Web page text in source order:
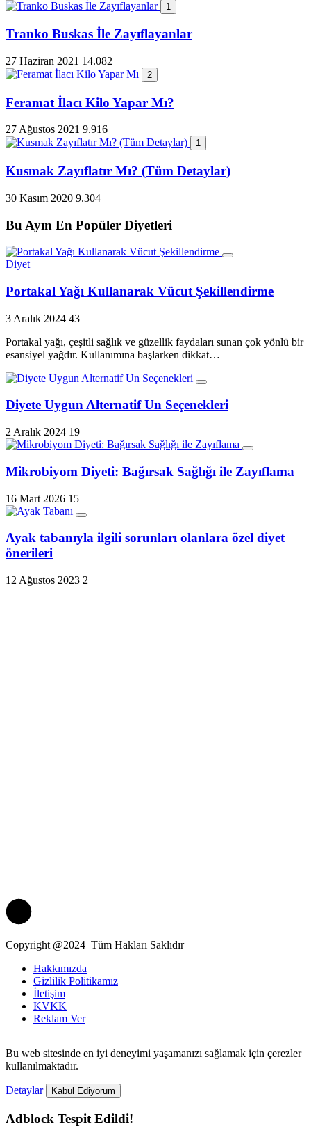
1
Tranko Buskas İle Zayıflayanlar
27 Haziran 2021 14.082
2
Feramat İlacı Kilo Yapar Mı?
27 Ağustos 2021 9.916
1
Kusmak Zayıflatır Mı? (Tüm Detaylar)
30 Kasım 2020 9.304
Bu Ayın En Popüler Diyetleri
Diyet
Portakal Yağı Kullanarak Vücut Şekillendirme
3 Aralık 2024 43
Portakal yağı, çeşitli sağlık ve güzellik faydaları sunan çok yönlü bir
esansiyel yağdır. Kullanımına başlarken dikkat…
Diyete Uygun Alternatif Un Seçenekleri
2 Aralık 2024 19
Mikrobiyom Diyeti: Bağırsak Sağlığı ile Zayıflama
16 Mart 2026 15
Ayak tabanıyla ilgili sorunları olanlara özel diyet
önerileri
12 Ağustos 2023 2
Copyright @2024 Tüm Hakları Saklıdır
Hakkımızda
Gizlilik Politikamız
İletişim
KVKK
Reklam Ver
Bu web sitesinde en iyi deneyimi yaşamanızı sağlamak için çerezler
kullanılmaktadır.
Detaylar Kabul Ediyorum
Adblock Tespit Edildi!